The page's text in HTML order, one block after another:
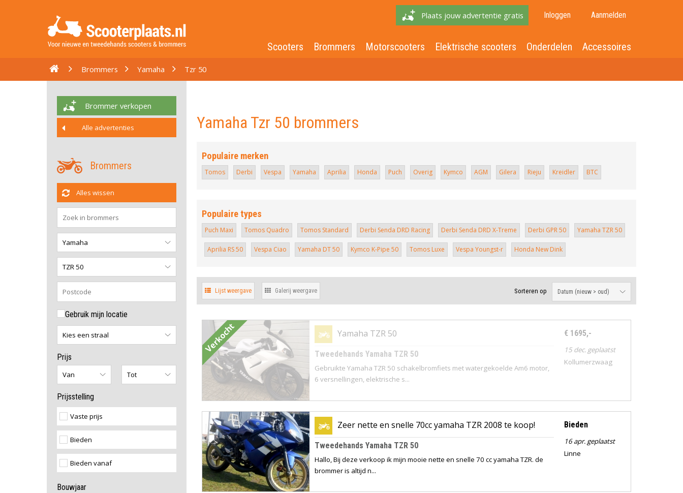
Plaats jouw advertentie gratis Inloggen Aanmelden
Scooters Brommers Motorscooters Elektrische scooters Onderdelen Accessoires
Brommers Yamaha Tzr 50
Brommer verkopen
Alle advertenties
Brommers
Alles wissen
Gebruik mijn locatie
Prijs
Prijsstelling
Vaste prijs
Bieden
Bieden vanaf
Bouwjaar
Yamaha Tzr 50 brommers
Populaire merken
Tomos Derbi Vespa Yamaha Aprilia Honda Puch Overig Kymco AGM Gilera Rieju Kreidler BTC
Populaire types
Puch Maxi Tomos Quadro Tomos Standard Derbi Senda DRD Racing Derbi Senda DRD X-Treme Derbi GPR 50 Yamaha TZR 50
Aprilia RS 50 Vespa Ciao Yamaha DT 50 Kymco K-Pipe 50 Tomos Luxe Vespa Youngst-r Honda New Dink
Lijst weergave Galerij weergave Sorteren op
Verkocht Yamaha TZR 50
Tweedehands Yamaha TZR 50
Gebruikte Yamaha TZR 50 schakelbromfiets met watergekoelde Am6 motor,
6 versnellingen, elektrische s...
€ 1695,-
15 dec. geplaatst
Kollumerzwaag
Zeer nette en snelle 70cc yamaha TZR 2008 te koop!
Tweedehands Yamaha TZR 50
Hallo, Bij deze verkoop ik mijn mooie nette en snelle 70 cc yamaha TZR. de
brommer is altijd n...
Bieden
16 apr. geplaatst
Linne